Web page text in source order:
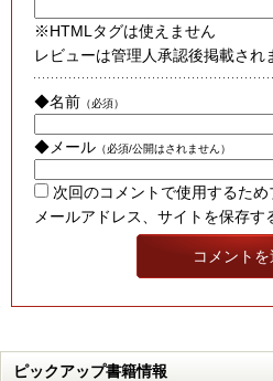
※HTMLタグは使えません
レビューは管理人承認後掲載され
◆名前 （必須）
◆メール （必須/公開はされません）
次回のコメントで使用するため
メールアドレス、サイトを保存す
ピックアップ書籍情報